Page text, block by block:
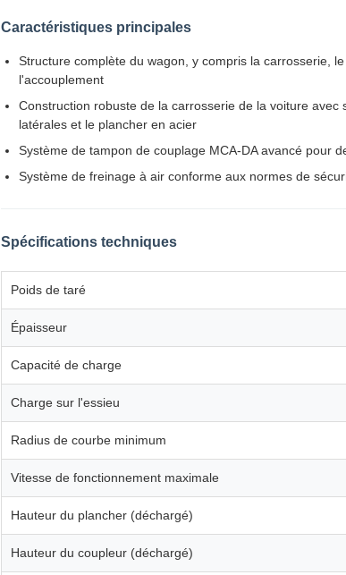
Caractéristiques principales
Structure complète du wagon, y compris la carrosserie,
l'accouplement
Construction robuste de la carrosserie de la voiture
latérales et le plancher en acier
Système de tampon de couplage MCA-DA avancé pour
Système de freinage à air conforme aux normes de
Spécifications techniques
Poids de taré
Épaisseur
Capacité de charge
Charge sur l'essieu
Radius de courbe minimum
Vitesse de fonctionnement maximale
Hauteur du plancher (déchargé)
Hauteur du coupleur (déchargé)